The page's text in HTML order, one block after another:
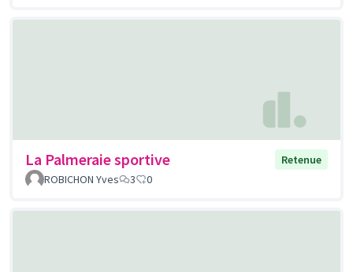
La Palmeraie sportive
Retenue
ROBICHON Yves
3 0